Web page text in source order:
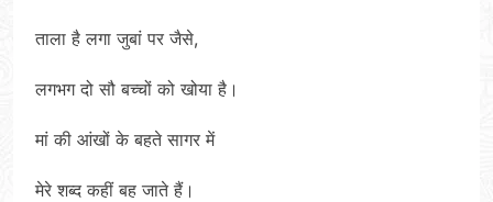
ताला है लगा जुबां पर जैसे,
लगभग दो सौ बच्चों को खोया है।
मां की आंखों के बहते सागर में
मेरे शब्द कहीं बह जाते हैं।